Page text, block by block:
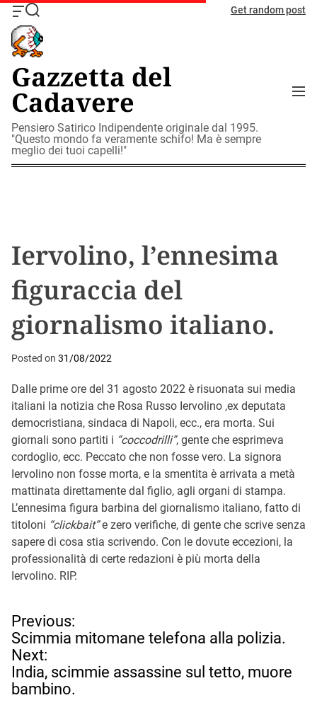
S
O
f
f
c
a
n
v
a
s
W
i
d
S
e
a
r
c
h
Get random post
Gazzetta del
Cadavere
Pensiero Satirico Indipendente originale dal 1995.
"Questo mondo fa veramente schifo! Ma è sempre
meglio dei tuoi capelli!"
M
Iervolino, l’ennesima
figuraccia del
giornalismo italiano.
Posted on 31/08/2022
Dalle prime ore del 31 agosto 2022 è risuonata sui media
italiani la notizia che Rosa Russo Iervolino ,ex deputata
democristiana, sindaca di Napoli, ecc., era morta. Sui
giornali sono partiti i “coccodrilli”, gente che esprimeva
cordoglio, ecc. Peccato che non fosse vero. La signora
Iervolino non fosse morta, e la smentita è arrivata a metà
mattinata direttamente dal figlio, agli organi di stampa.
L’ennesima figura barbina del giornalismo italiano, fatto di
titoloni “clickbait”e zero verifiche, di gente che scrive senza
sapere di cosa stia scrivendo. Con le dovute eccezioni, la
professionalità di certe redazioni è più morta della
Iervolino. RIP.
N
a
v
i
g
a
Previous:
Scimmia mitomane telefona alla polizia.
Next:
India, scimmie assassine sul tetto, muore
bambino.